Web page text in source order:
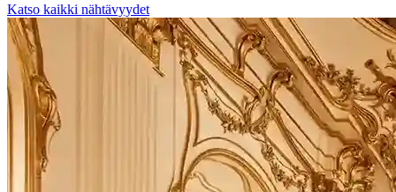
Katso kaikki nähtävyydet